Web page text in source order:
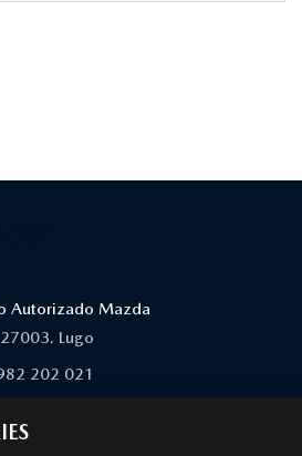
Autorizado Mazda
Lugo
202 021